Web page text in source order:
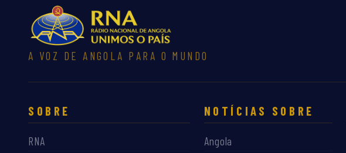
A VOZ DE ANGOLA PARA O MUNDO
SOBRE
RNA
NOTÍCIAS SOBRE
Angola